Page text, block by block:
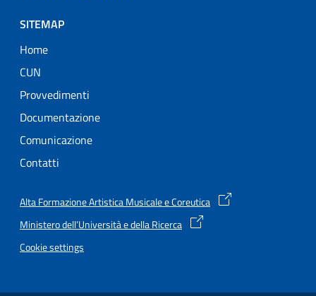
SITEMAP
Home
CUN
Provvedimenti
Documentazione
Comunicazione
Contatti
Alta Formazione Artistica Musicale e Coreutica
Ministero dell’Università e della Ricerca
Cookie settings